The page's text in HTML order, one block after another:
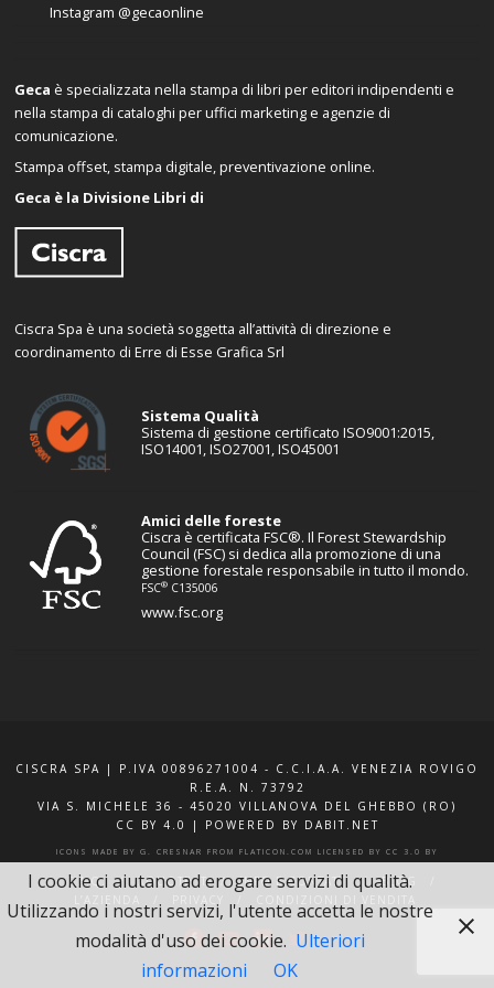
Instagram @gecaonline
Geca è specializzata nella stampa di libri per editori indipendenti e
nella stampa di cataloghi per uffici marketing e agenzie di
comunicazione.
Stampa offset, stampa digitale, preventivazione online.
Geca è la Divisione Libri di
Ciscra Spa è una società soggetta all’attività di direzione e
coordinamento di Erre di Esse Grafica Srl
Sistema Qualità
Sistema di gestione certificato ISO9001:2015,
ISO14001, ISO27001, ISO45001
Amici delle foreste
Ciscra è certificata FSC®. Il Forest Stewardship
Council (FSC) si dedica alla promozione di una
gestione forestale responsabile in tutto il mondo.
FSC® C135006
www.fsc.org
CISCRA SPA | P.IVA 00896271004 - C.C.I.A.A. VENEZIA ROVIGO
R.E.A. N. 73792
VIA S. MICHELE 36 - 45020 VILLANOVA DEL GHEBBO (RO)
CC BY 4.0
| POWERED BY DABIT.NET
ICONS MADE BY G. CRESNAR FROM FLATICON.COM LICENSED BY CC 3.0 BY
F.A.Q. XQUOTE.IT INFO E CONTATTI
BLOG
I cookie ci aiutano ad erogare servizi di qualità.
Utilizzando i nostri servizi, l'utente accetta le nostre
modalità d'uso dei cookie. Ulteriori
informazioni
OK